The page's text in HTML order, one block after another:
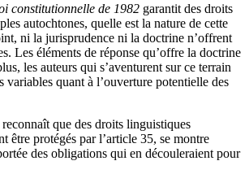
constitutionnelle de 1982 garantit des droits
autochtones, quelle est la nature de cette
ni la jurisprudence ni la doctrine n’offrent
Les éléments de réponse qu’offre la doctrine
les auteurs qui s’aventurent sur ce terrain
variables quant à l’ouverture potentielle des
que des droits linguistiques
être protégés par l’article 35, se montre
des obligations qui en découleraient pour